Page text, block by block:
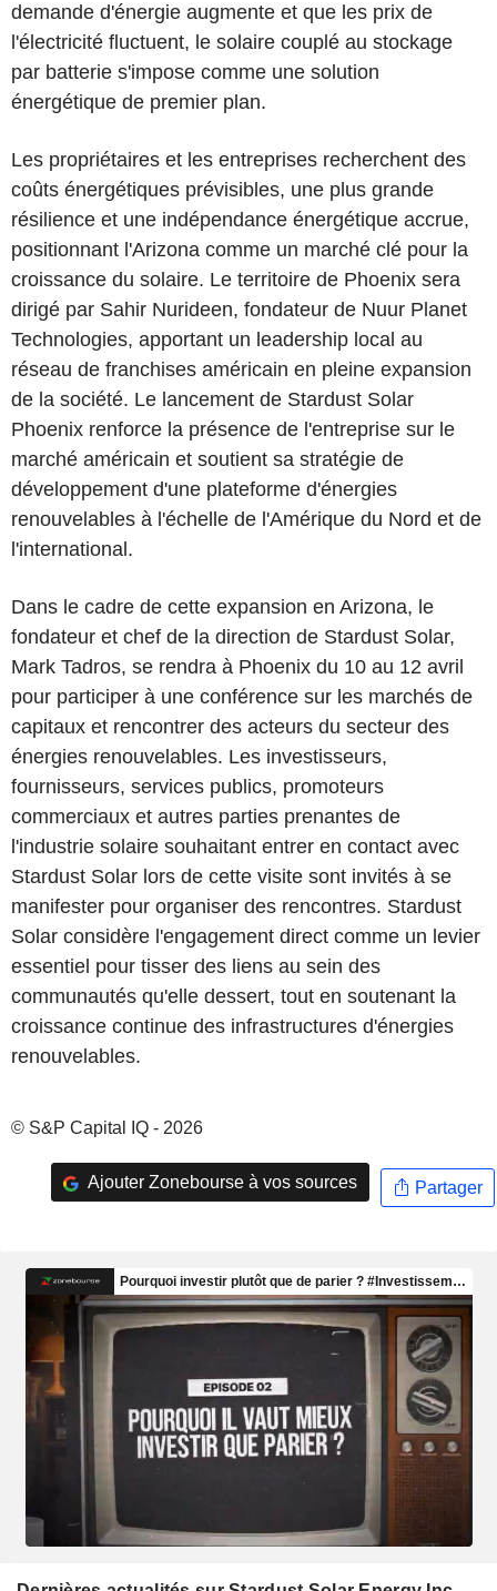
demande d'énergie augmente et que les prix de
l'électricité fluctuent, le solaire couplé au stockage
par batterie s'impose comme une solution
énergétique de premier plan.
Les propriétaires et les entreprises recherchent des
coûts énergétiques prévisibles, une plus grande
résilience et une indépendance énergétique accrue,
positionnant l'Arizona comme un marché clé pour la
croissance du solaire. Le territoire de Phoenix sera
dirigé par Sahir Nurideen, fondateur de Nuur Planet
Technologies, apportant un leadership local au
réseau de franchises américain en pleine expansion
de la société. Le lancement de Stardust Solar
Phoenix renforce la présence de l'entreprise sur le
marché américain et soutient sa stratégie de
développement d'une plateforme d'énergies
renouvelables à l'échelle de l'Amérique du Nord et de
l'international.
Dans le cadre de cette expansion en Arizona, le
fondateur et chef de la direction de Stardust Solar,
Mark Tadros, se rendra à Phoenix du 10 au 12 avril
pour participer à une conférence sur les marchés de
capitaux et rencontrer des acteurs du secteur des
énergies renouvelables. Les investisseurs,
fournisseurs, services publics, promoteurs
commerciaux et autres parties prenantes de
l'industrie solaire souhaitant entrer en contact avec
Stardust Solar lors de cette visite sont invités à se
manifester pour organiser des rencontres. Stardust
Solar considère l'engagement direct comme un levier
essentiel pour tisser des liens au sein des
communautés qu'elle dessert, tout en soutenant la
croissance continue des infrastructures d'énergies
renouvelables.
© S&P Capital IQ - 2026
Ajouter Zonebourse à vos sources Partager